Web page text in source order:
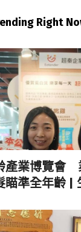
Right
產業博覽會
瞄準全年齡 |